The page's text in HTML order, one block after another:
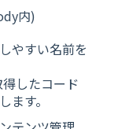
内)
やすい名前を
したコード
ます。